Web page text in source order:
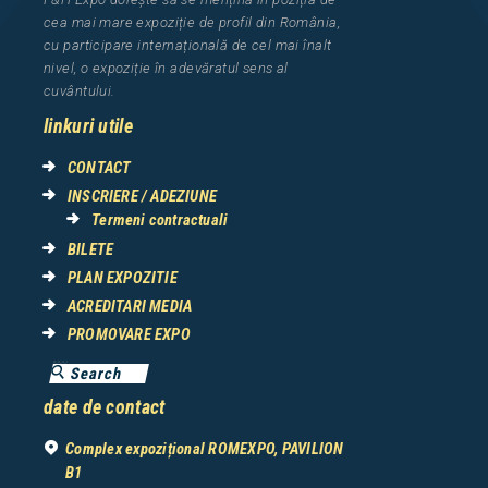
cea mai mare expoziție de profil din România,
cu participare internațională de cel maiînalt
nivel, o expoziție în adevăratul sens al
cuvântului.
linkuri utile
CONTACT
INSCRIERE / ADEZIUNE
Termeni contractuali
BILETE
PLAN EXPOZITIE
ACREDITARI MEDIA
PROMOVARE EXPO
date de contact
Complex expozițional ROMEXPO, PAVILION
B1